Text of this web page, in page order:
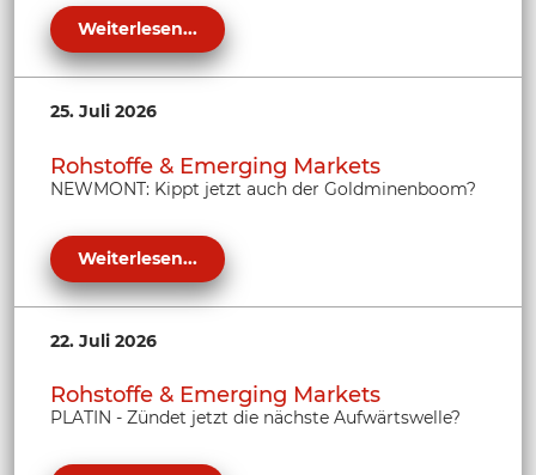
Weiterlesen...
25. Juli 2026
Rohstoffe & Emerging Markets
NEWMONT: Kippt jetzt auch der Goldminenboom?
Weiterlesen...
22. Juli 2026
Rohstoffe & Emerging Markets
PLATIN - Zündet jetzt die nächste Aufwärtswelle?